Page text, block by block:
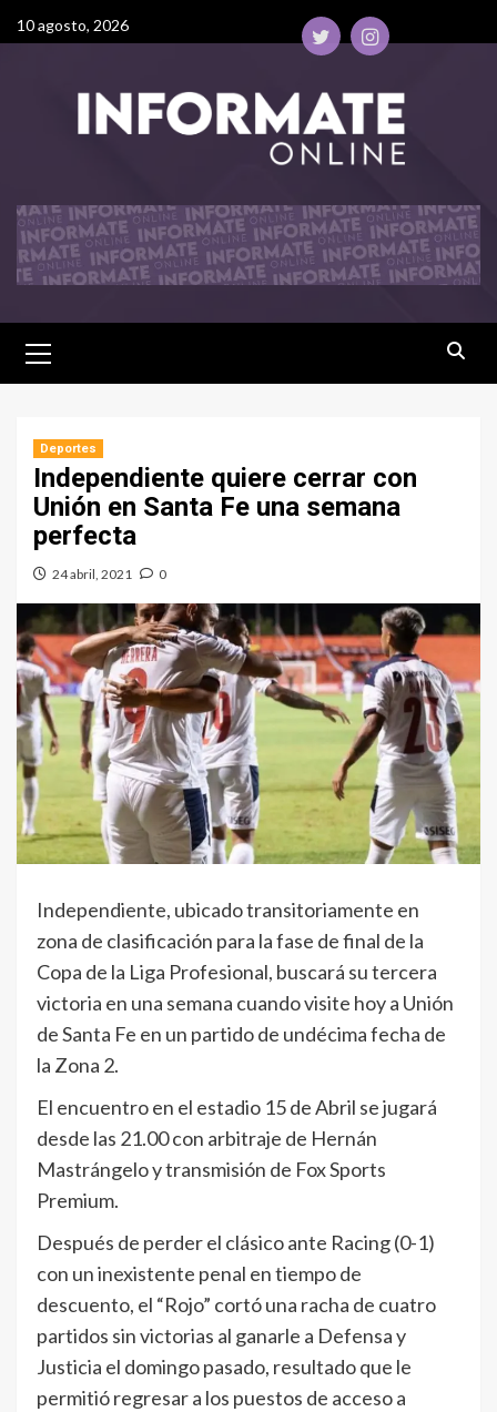
10 agosto, 2026
Deportes
Independiente quiere cerrar con
Unión en Santa Fe una semana
perfecta
24 abril, 2021 0
Independiente, ubicado transitoriamente en
zona de clasificación para la fase de final de la
Copa de la Liga Profesional, buscará su tercera
victoria en una semana cuando visite hoy a Unión
de Santa Fe en un partido de undécima fecha de
la Zona 2.
El encuentro en el estadio 15 de Abril se jugará
desde las 21.00 con arbitraje de Hernán
Mastrángelo y transmisión de Fox Sports
Premium.
Después de perder el clásico ante Racing (0-1)
con un inexistente penal en tiempo de
descuento, el “Rojo” cortó una racha de cuatro
partidos sin victorias al ganarle a Defensa y
Justicia el domingo pasado, resultado que le
permitió regresar a los puestos de acceso a